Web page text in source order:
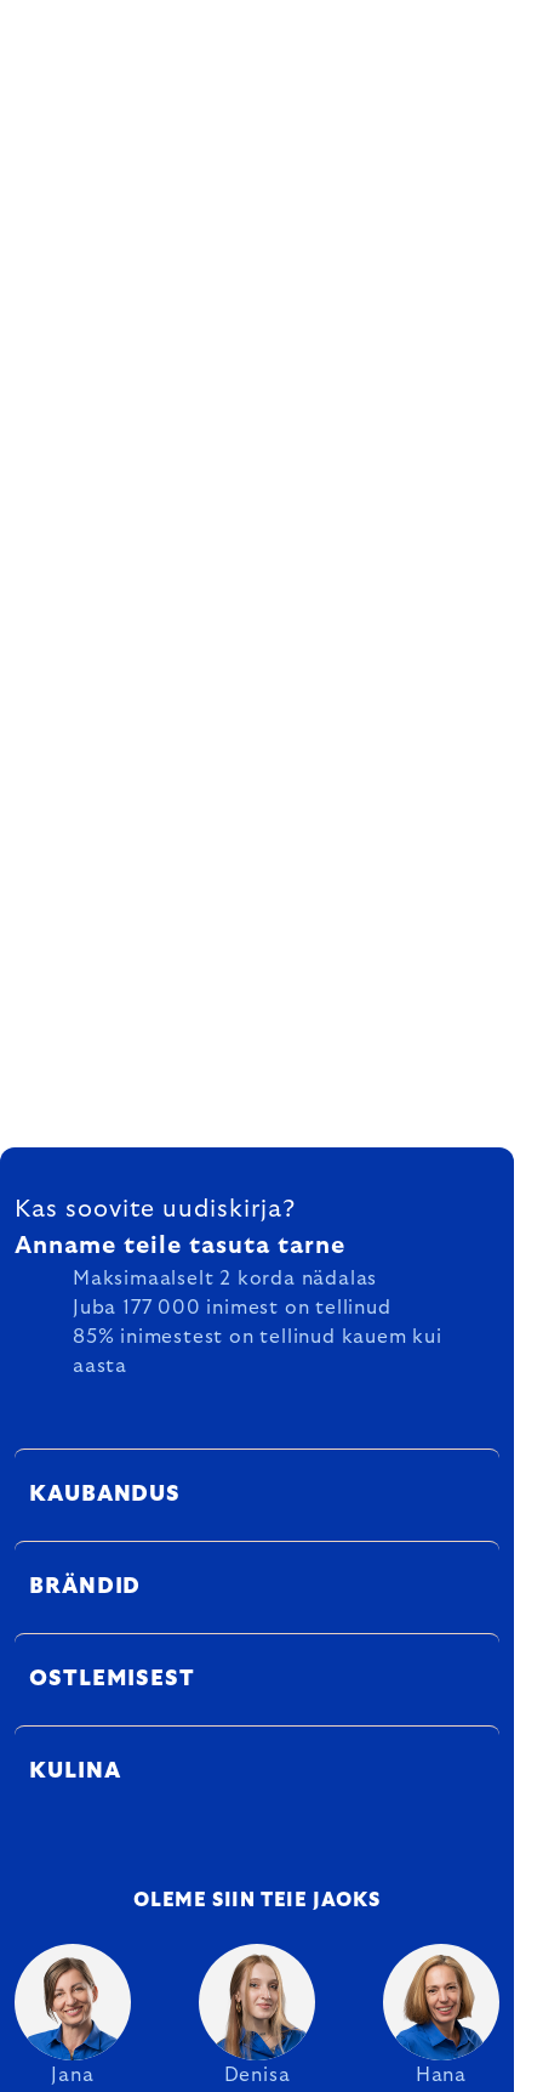
FOOTER
Kas soovite uudiskirja?
Anname teile tasuta tarne
Maksimaalselt 2 korda nädalas
Juba 177 000 inimest on tellinud
85% inimestest on tellinud kauem kui
aasta
KAUBANDUS
BRÄNDID
OSTLEMISEST
KULINA
OLEME SIIN TEIE JAOKS
Jana Denisa Hana